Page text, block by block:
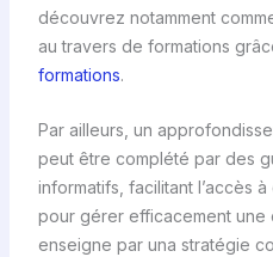
découvrez notamment
au travers de formations
formations.
Par ailleurs, un
peut être complété par des
informatifs, facilitant l’accès
pour gérer efficacement
enseigne par una stratégie